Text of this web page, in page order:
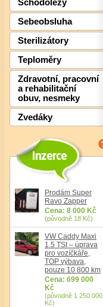
Schodolezy
Sebeobsluha
Sterilizátory
Teploměry
Zdravotní, pracovní
a rehabilitační
obuv, nesmeky
Zvedáky
Prodám Super
Ravo Zapper
Cena: 8 000 Kč
(původně 18 Kč)
VW Caddy Maxi
1.5 TSI – úprava
pro vozíčkáře,
TOP výbava,
pouze 10 800 km
Cena: 699 000
Kč
(původně 1 250 000
Kč)